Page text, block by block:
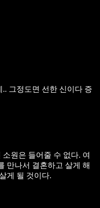
.. 그정도면 선한 신이다 증
소원은 들어줄 수 없다. 여
만나서 결혼하고 살게 해
게 될 것이다.